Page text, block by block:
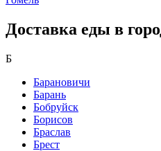
Доставка еды в
Б
Барановичи
Барань
Бобруйск
Борисов
Браслав
Брест